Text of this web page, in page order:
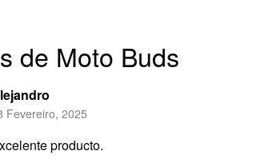
de Moto Buds
Fevereiro, 2025
producto.